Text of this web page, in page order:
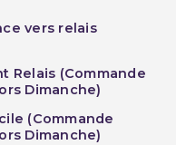
vers relais
Relais (Commande
Dimanche)
(Commande
Dimanche)